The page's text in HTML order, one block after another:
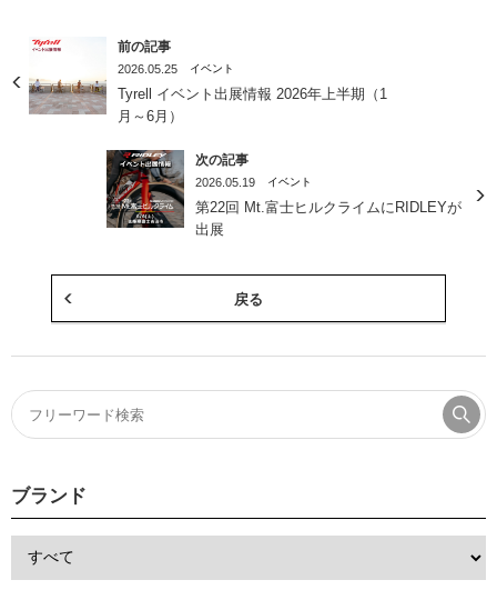
前の記事
2026.05.25 イベント
Tyrell イベント出展情報 2026年上半期（1
月～6月）
次の記事
2026.05.19 イベント
第22回 Mt.富士ヒルクライムにRIDLEYが
出展
戻る
ブランド